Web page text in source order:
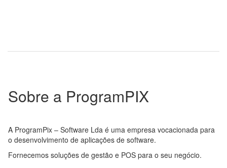
Sobre a ProgramPIX
A ProgramPix – Software Lda é uma empresa vocacionada para
o desenvolvimento de aplicações de software.
Fornecemos soluções de gestão e POS para o seu negócio.